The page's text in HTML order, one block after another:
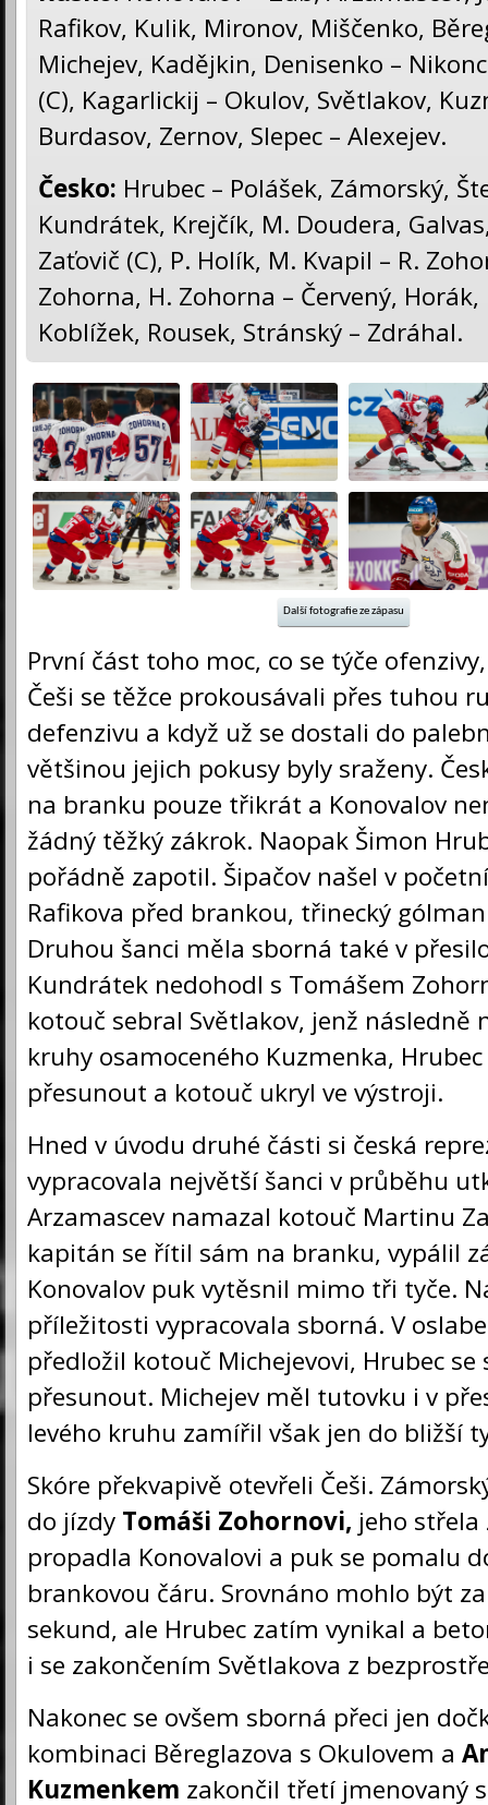
Rafikov, Kulik, Mironov, Miščenko,
Michejev, Kadějkin, Denisenko –
(C), Kagarlickij – Okulov, Světlakov,
Burdasov, Zernov, Slepec – Alexejev.
Česko: Hrubec – Polášek, Zámorský,
Kundrátek, Krejčík, M. Doudera,
Zaťovič (C), P. Holík, M. Kvapil – R.
Zohorna, H. Zohorna – Červený, Horák,
Koblížek, Rousek, Stránský – Zdráhal.
Další fotografie ze zápasu
První část toho moc, co se týče
Češi se těžce prokousávali přes tuhou
defenzivu a když už se dostali do
většinou jejich pokusy byly sraženy.
na branku pouze třikrát a Konovalov
žádný těžký zákrok. Naopak Šimon
pořádně zapotil. Šipačov našel v
Rafikova před brankou, třinecký
Druhou šanci měla sborná také v
Kundrátek nedohodl s Tomášem
kotouč sebral Světlakov, jenž následně
kruhy osamoceného Kuzmenka,
přesunout a kotouč ukryl ve výstroji.
Hned v úvodu druhé části si česká
vypracovala největší šanci v průběhu
Arzamascev namazal kotouč Martinu
kapitán se řítil sám na branku, vypálil
Konovalov puk vytěsnil mimo tři tyče.
příležitosti vypracovala sborná. V
předložil kotouč Michejevovi, Hrubec se
přesunout. Michejev měl tutovku i v
levého kruhu zamířil však jen do bližší
Skóre překvapivě otevřeli Češi.
do jízdy Tomáši Zohornovi, jeho
propadla Konovalovi a puk se pomalu
brankovou čáru. Srovnáno mohlo být
sekund, ale Hrubec zatím vynikal a
i se zakončením Světlakova z
Nakonec se ovšem sborná přeci jen
kombinaci Běreglazova s Okulovem a
Kuzmenkem zakončil třetí jmenovaný